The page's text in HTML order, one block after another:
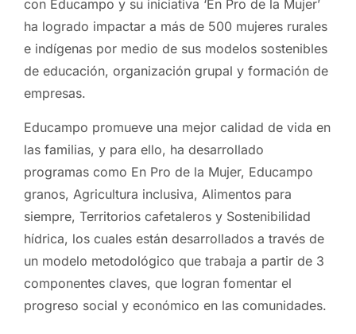
con Educampo y su iniciativa ‘En Pro de la Mujer’
ha logrado impactar a más de 500 mujeres rurales
e indígenas por medio de sus modelos sostenibles
de educación, organización grupal y formación de
empresas.
Educampo promueve una mejor calidad de vida en
las familias, y para ello, ha desarrollado
programas como En Pro de la Mujer, Educampo
granos, Agricultura inclusiva, Alimentos para
siempre, Territorios cafetaleros y Sostenibilidad
hídrica, los cuales están desarrollados a través de
un modelo metodológico que trabaja a partir de 3
componentes claves, que logran fomentar el
progreso social y económico en las comunidades.